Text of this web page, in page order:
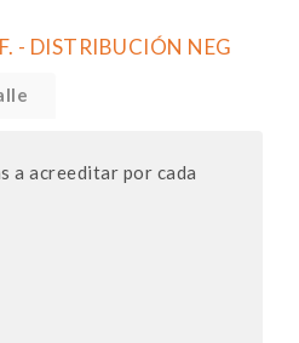
- DISTRIBUCIÓN NEG
a acreeditar por cada